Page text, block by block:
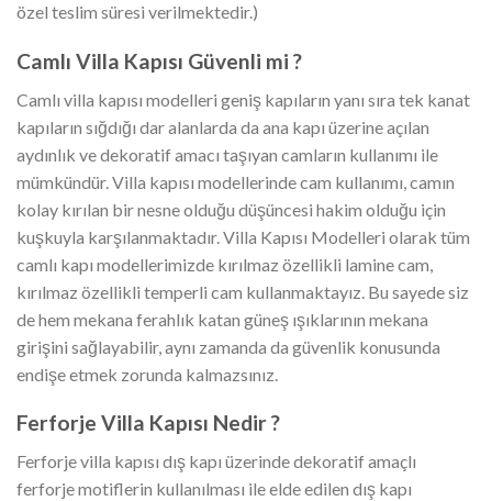
özel teslim süresi verilmektedir.)
Camlı Villa Kapısı Güvenli mi ?
Camlı villa kapısı modelleri geniş kapıların yanı sıra tek kanat
kapıların sığdığı dar alanlarda da ana kapı üzerine açılan
aydınlık ve dekoratif amacı taşıyan camların kullanımı ile
mümkündür. Villa kapısı modellerinde cam kullanımı, camın
kolay kırılan bir nesne olduğu düşüncesi hakim olduğu için
kuşkuyla karşılanmaktadır. Villa Kapısı Modelleri olarak tüm
camlı kapı modellerimizde kırılmaz özellikli lamine cam,
kırılmaz özellikli temperli cam kullanmaktayız. Bu sayede siz
de hem mekana ferahlık katan güneş ışıklarının mekana
girişini sağlayabilir, aynı zamanda da güvenlik konusunda
endişe etmek zorunda kalmazsınız.
Ferforje Villa Kapısı Nedir ?
Ferforje villa kapısı dış kapı üzerinde dekoratif amaçlı
ferforje motiflerin kullanılması ile elde edilen dış kapı